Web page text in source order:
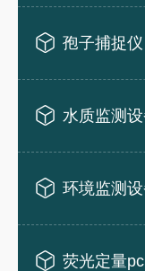
孢子捕捉仪
水质监测
环境监测
荧光定量